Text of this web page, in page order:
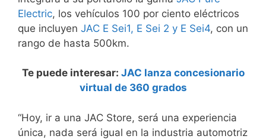
Electric, los vehículos 100 por ciento eléctricos
que incluyen JAC E Sei1, E Sei 2 y E Sei4, con un
rango de hasta 500km.
Te puede interesar: JAC lanza concesionario
virtual de 360 grados
“Hoy, ir a una JAC Store, será una experiencia
única, nada será igual en la industria automotriz